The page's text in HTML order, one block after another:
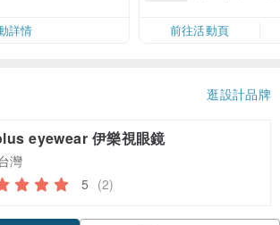
詳情
前往活動頁
逛設計品牌
eyewear 伊樂視眼鏡
灣
5 (2)